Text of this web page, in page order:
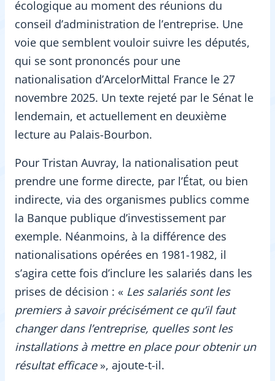
écologique au moment des réunions du
conseil d’administration de l’entreprise. Une
voie que semblent vouloir suivre les députés,
qui se sont prononcés pour une
nationalisation d’ArcelorMittal France le 27
novembre 2025. Un texte rejeté par le Sénat le
lendemain, et actuellement en deuxième
lecture au Palais-Bourbon.
Pour Tristan Auvray, la nationalisation peut
prendre une forme directe, par l’État, ou bien
indirecte, via des organismes publics comme
la Banque publique d’investissement par
exemple. Néanmoins, à la différence des
nationalisations opérées en 1981-1982, il
s’agira cette fois d’inclure les salariés dans les
prises de décision : « Les salariés sont les
premiers à savoir précisément ce qu’il faut
changer dans l’entreprise, quelles sont les
installations à mettre en place pour obtenir un
résultat efficace», ajoute-t-il.